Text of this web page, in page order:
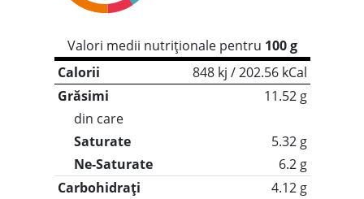
Valori medii nutriționale pentru 100 g
Calorii
848 kj / 202.56 kCal
Grăsimi
11.52 g
din care
Saturate
5.32 g
Ne-Saturate
6.2 g
Carbohidrați
4.12 g